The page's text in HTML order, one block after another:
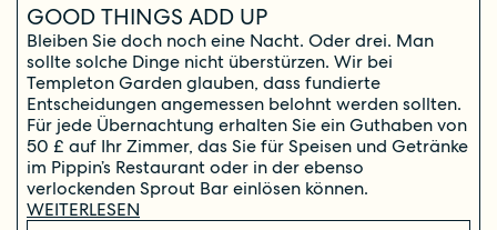
GOOD THINGS ADD UP
Bleiben Sie doch noch eine Nacht. Oder drei. Man
sollte solche Dinge nicht überstürzen. Wir bei
Templeton Garden glauben, dass fundierte
Entscheidungen angemessen belohnt werden sollten.
Für jede Übernachtung erhalten Sie ein Guthaben von
50 £ auf Ihr Zimmer, das Sie für Speisen und Getränke
im Pippin’s Restaurant oder in der ebenso
verlockenden Sprout Bar einlösen können.
WEITERLESEN